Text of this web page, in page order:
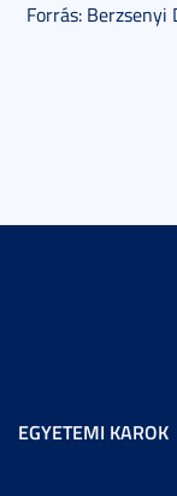
Forrás: Berzsenyi
EGYETEMI KAROK